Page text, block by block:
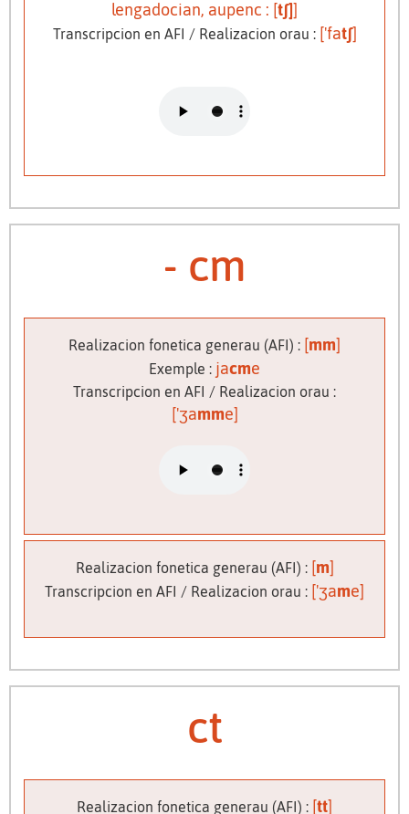
lengadocian, aupenc : [tʃ]]
Transcripcion en AFI / Realizacion orau : ['fatʃ]
- cm
Realizacion fonetica generau (AFI) : [mm]
Exemple : jacme
Transcripcion en AFI / Realizacion orau :
['ʒamme]
Realizacion fonetica generau (AFI) : [m]
Transcripcion en AFI / Realizacion orau : ['ʒame]
ct
Realizacion fonetica generau (AFI) : [tt]